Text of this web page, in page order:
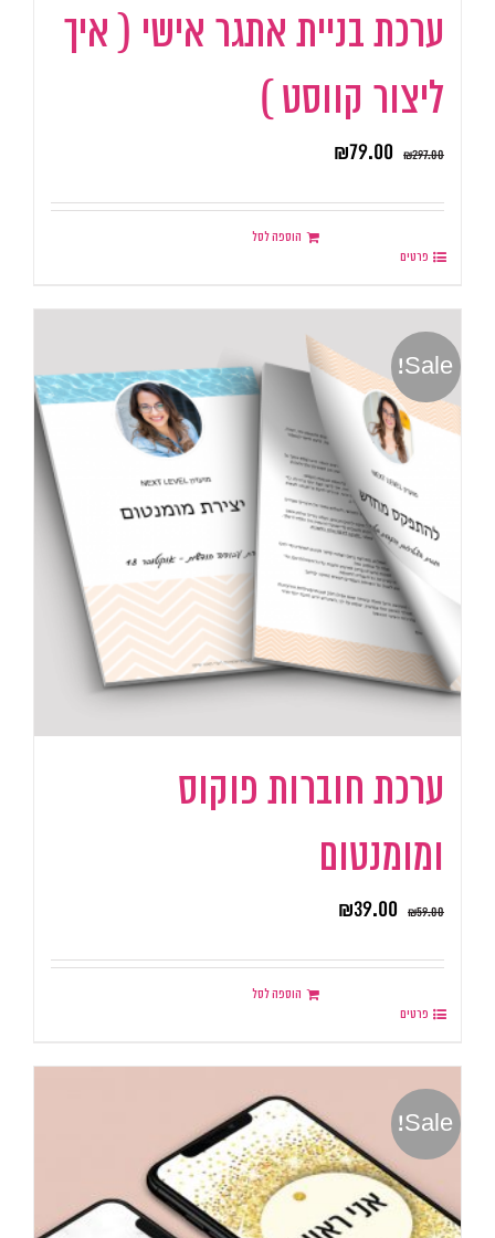
ערכת בניית אתגר אישי ( איך
ליצור קווסט )
₪297.00
₪79.00
הוספה לסל
פרטים
Sale!
ערכת חוברות פוקוס
ומומנטום
₪59.00
₪39.00
הוספה לסל
פרטים
Sale!